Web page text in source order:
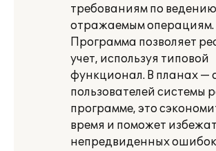
требованиям по ведению
отражаемым операциям.
Программа позволяет
учет, используя типовой
функционал. В планах —
пользователей системы
программе, это
время и поможет
непредвиденных